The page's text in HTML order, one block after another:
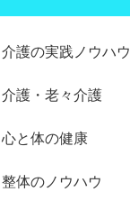
介護の実践ノウハウ
介護・老々介護
心と体の健康
整体のノウハウ